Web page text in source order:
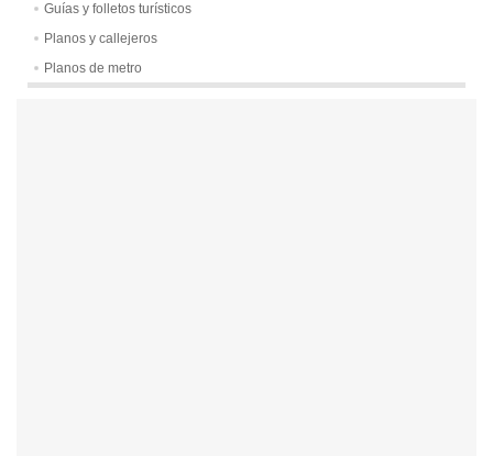
Guías y folletos turísticos
Planos y callejeros
Planos de metro